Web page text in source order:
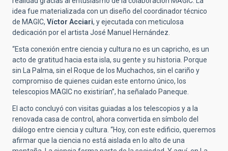
idea fue materializada con un diseño del coordinador técnico
de MAGIC, Víctor Acciari, y ejecutada con meticulosa
dedicación por el artista José Manuel Hernández.
“Esta conexión entre ciencia y cultura no es un capricho, es un
acto de gratitud hacia esta isla, su gente y su historia. Porque
sin La Palma, sin el Roque de los Muchachos, sin el cariño y
compromiso de quienes cuidan este entorno único, los
telescopios MAGIC no existirían”, ha señalado Paneque.
El acto concluyó con visitas guiadas a los telescopios y a la
renovada casa de control, ahora convertida en símbolo del
diálogo entre ciencia y cultura. “Hoy, con este edificio, queremos
afirmar que la ciencia no está aislada en lo alto de una